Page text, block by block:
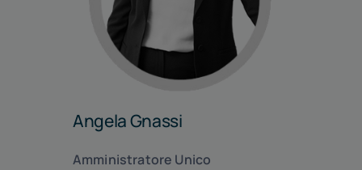
Angela Gnassi
Amministratore Unico